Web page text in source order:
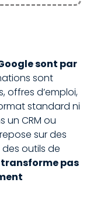
sont par
sont
offres d’emploi,
standard ni
un CRM ou
sur des
outils de
transforme pas